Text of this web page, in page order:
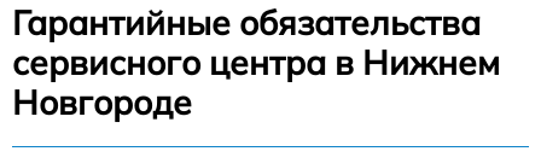
Гарантийные обязательства
сервисного центра в Нижнем
Новгороде